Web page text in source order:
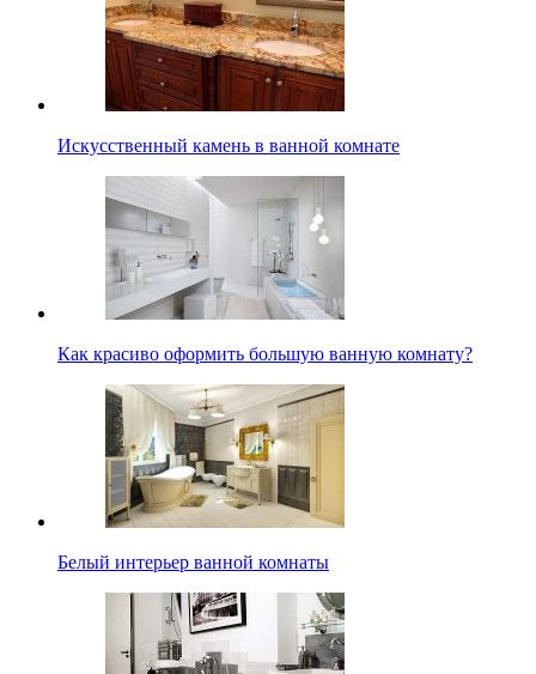
Искусственный камень в ванной комнате
Как красиво оформить большую ванную комнату?
Белый интерьер ванной комнаты